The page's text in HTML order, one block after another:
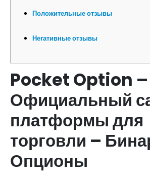
Положительные отзывы
Негативные отзывы
Pocket Option –
Официальный
платформы для
торговли –
Опционы